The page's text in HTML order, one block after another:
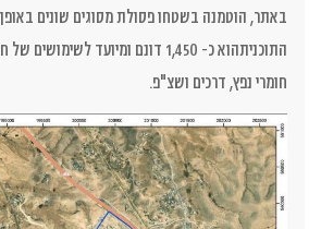
באתר, הוטמנה בשטחו פסולת מסוגים שונים
התוכניתהוא כ- 1,450 דונם ומיועד
חומרי נפץ, דרכים ושצ"פ.